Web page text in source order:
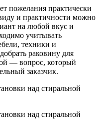
пожелания практически
и практичности можно
на любой вкус и
учитывать
техники и
раковину для
— вопрос, который
заказчик.